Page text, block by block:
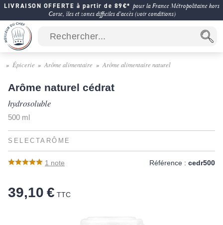
LIVRAISON OFFERTE à partir de 89€* pour la France Métropolitaine hors
Corse, îles et zones difficiles d'accès (voir conditions)
Épicerie Arôme alimentaire Arôme alimentaire naturel
Arôme naturel cédrat
hydrosoluble
500 ml
SELECTARÔME
1 note Référence : cedr500
39,10 € TTC